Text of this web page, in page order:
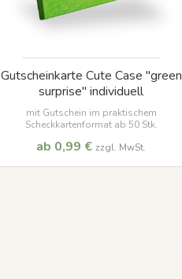
Gutscheinkarte Cute Case "green
surprise" individuell
mit Gutschein im praktischem
Scheckkartenformat ab 50 Stk.
ab 0,99 € zzgl. MwSt.